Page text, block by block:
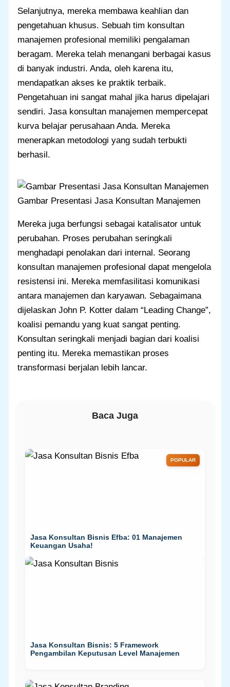
Selanjutnya, mereka membawa keahlian dan
pengetahuan khusus. Sebuah tim konsultan
manajemen profesional memiliki pengalaman
beragam. Mereka telah menangani berbagai kasus
di banyak industri. Anda, oleh karena itu,
mendapatkan akses ke praktik terbaik.
Pengetahuan ini sangat mahal jika harus dipelajari
sendiri. Jasa konsultan manajemen mempercepat
kurva belajar perusahaan Anda. Mereka
menerapkan metodologi yang sudah terbukti
berhasil.
Gambar Presentasi Jasa Konsultan Manajemen
Mereka juga berfungsi sebagai katalisator untuk
perubahan. Proses perubahan seringkali
menghadapi penolakan dari internal. Seorang
konsultan manajemen profesional dapat mengelola
resistensi ini. Mereka memfasilitasi komunikasi
antara manajemen dan karyawan. Sebagaimana
dijelaskan John P. Kotter dalam “Leading Change”,
koalisi pemandu yang kuat sangat penting.
Konsultan seringkali menjadi bagian dari koalisi
penting itu. Mereka memastikan proses
transformasi berjalan lebih lancar.
Baca Juga
POPULAR
Jasa Konsultan Bisnis Efba: 01 Manajemen
Keuangan Usaha!
Jasa Konsultan Bisnis: 5 Framework
Pengambilan Keputusan Level Manajemen